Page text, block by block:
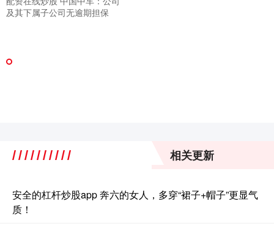
及其下属子公司无逾期担保
相关更新
安全的杠杆炒股app 奔六的女人，多穿“裙子+帽子”更显气
质！